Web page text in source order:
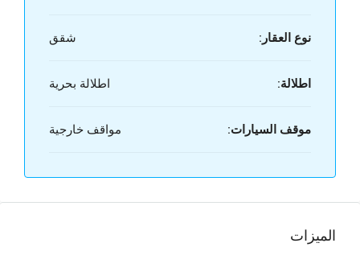
نوع العقار: شقق
اطلالة: اطلالة بحرية
موقف السيارات: مواقف خارجية
الميزات